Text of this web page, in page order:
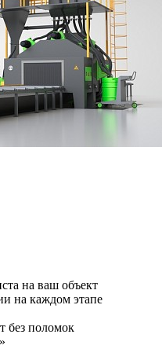
на ваш объект
на каждом этапе
без поломок